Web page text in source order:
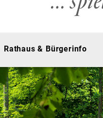
Rathaus & Bürgerinfo